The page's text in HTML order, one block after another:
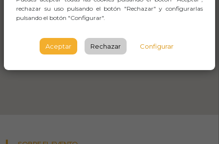
rechazar su uso pulsando el botón "Rechazar" y configurarlas
pulsando el botón "Configurar".
Aceptar Rechazar Configurar